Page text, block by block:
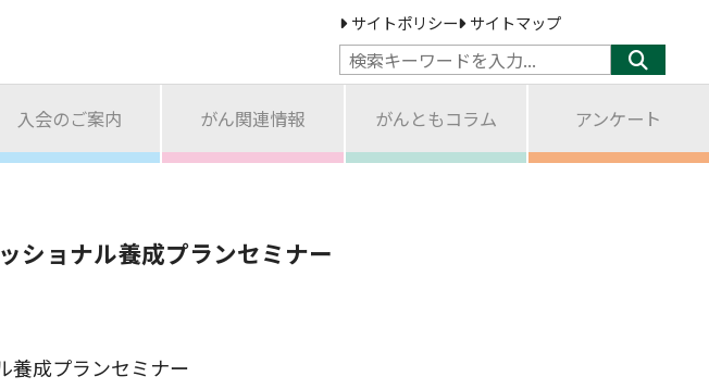
サイトポリシー サイトマップ
入会のご案内 がん関連情報 がんともコラム アンケート
ショナル養成プランセミナー
養成プランセミナー